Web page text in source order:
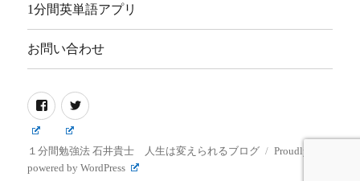
ー
開
1分間英単語アプリ
お問い合わせ
FacebookTwitter
１分間勉強法 石井貴士 人生は変えられるブログ
Proudly
powered by WordPress